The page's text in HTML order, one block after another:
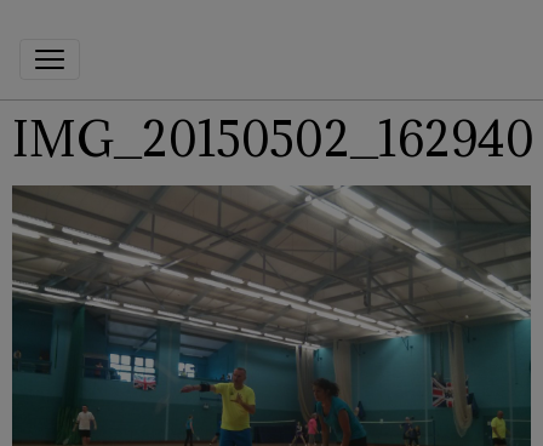
IMG_20150502_162940